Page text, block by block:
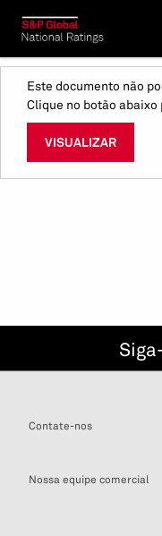
Este documento não
Clique no botão
VISUALIZAR
Contate-nos
Nossa equipe comercial